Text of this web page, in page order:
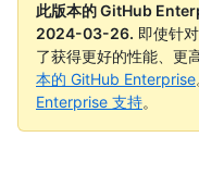
此版本的 GitHub
2024-03-26. 即使针
了获得更好的性能、更
本的 GitHub Enterprise
Enterprise 支持。